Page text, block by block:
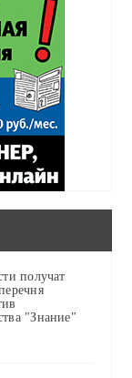
получат
"Знание"